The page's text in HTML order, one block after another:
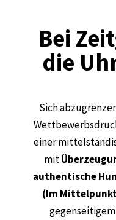
Bei
die
Sich
einer
mit
authentische
(Im
gegenseitigem